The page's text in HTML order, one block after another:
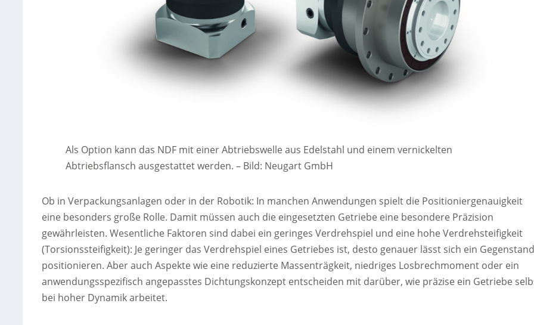
Als Option kann das NDF mit einer Abtriebswelle aus Edelstahl und einem vernickelten
Abtriebsflansch ausgestattet werden. – Bild: Neugart GmbH
Ob in Verpackungsanlagen oder in der Robotik: In manchen Anwendungen spielt die Positioniergenauigkeit
eine besonders große Rolle. Damit müssen auch die eingesetzten Getriebe eine besondere Präzision
gewährleisten. Wesentliche Faktoren sind dabei ein geringes Verdrehspiel und eine hohe Verdrehsteifigkeit
(Torsionssteifigkeit): Je geringer das Verdrehspiel eines Getriebes ist, desto genauer lässt sich ein Gegenstand
positionieren. Aber auch Aspekte wie eine reduzierte Massenträgkeit, niedriges Losbrechmoment oder ein
anwendungsspezifisch angepasstes Dichtungskonzept entscheiden mit darüber, wie präzise ein Getriebe
bei hoher Dynamik arbeitet.